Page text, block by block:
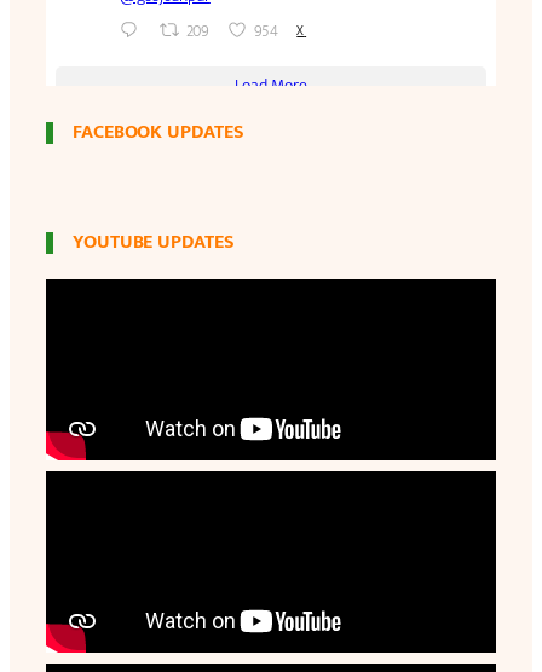
FACEBOOK UPDATES
YOUTUBE UPDATES